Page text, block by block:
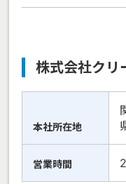
株式会社クリ
本社所在地
営業時間